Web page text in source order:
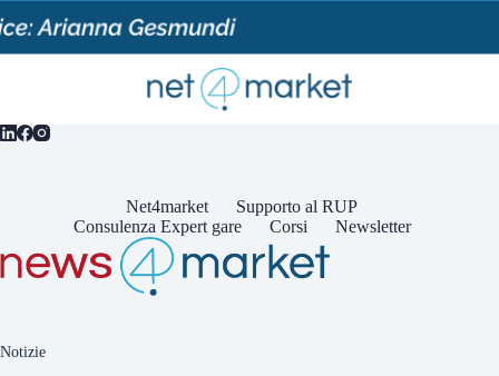
Net4market
Supporto al RUP
Consulenza Expert gare
Corsi Newsletter
Notizie